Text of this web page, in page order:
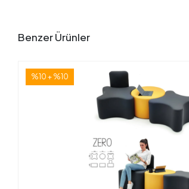
Benzer Ürünler
%10 + %10